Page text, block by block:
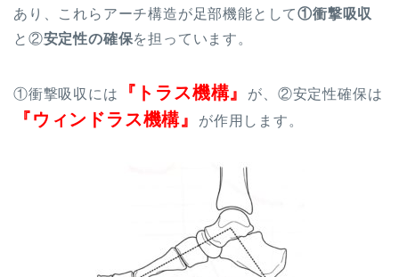
あり、これらアーチ構造が足部機能 として①衝撃吸収
と②安定性の確保を担っています。
①衝撃吸収には 『トラス機構』 が、②安定性確保は
『ウィンドラス機構』 が作用します。